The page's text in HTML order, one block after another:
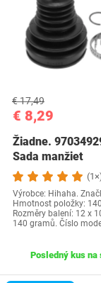
€ 8,29
€ 17,49
Žiadne.
Sada manžiet
homokinetického
Výrobce: Hihaha.
Hmotnost položky:
Rozměry balení: 12 x
140 gramů. Číslo
Posledný kus na